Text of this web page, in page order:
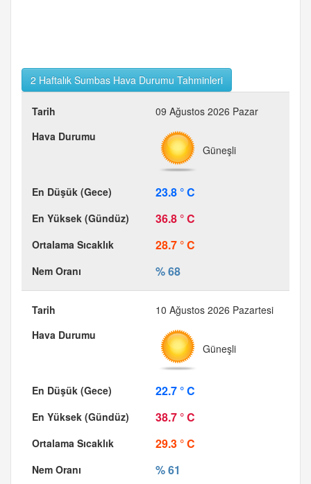
2 Haftalık Sumbas Hava Durumu Tahminleri
09 Ağustos 2026 Pazar
Güneşli
23.8 ° C
36.8 ° C
28.7 ° C
% 68
10 Ağustos 2026 Pazartesi
Güneşli
22.7 ° C
38.7 ° C
29.3 ° C
% 61